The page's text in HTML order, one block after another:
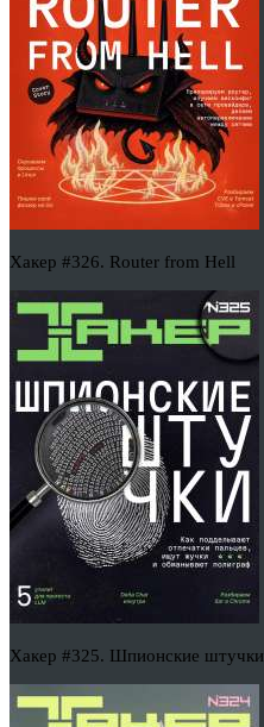
Хакер #326. Router from Hell
Хакер #325. Шпионские штучки